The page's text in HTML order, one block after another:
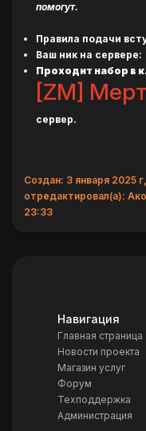
помогут.
Правила подачи
Ваш ник на сервере:
Проходит набор в
[ZM]
сервер.
Создан: 3 января 2025
отредактировал(а):
23:33
Навигация
Главная страница
Новости проекта
Магазин услуг
Форум
Техподдержка
Администрация